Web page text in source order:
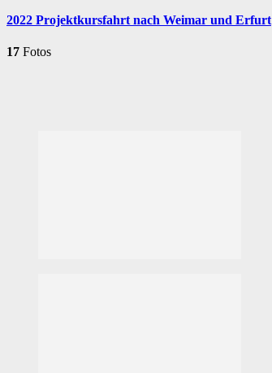
2022 Projektkursfahrt nach Weimar und Erfurt
17 Fotos